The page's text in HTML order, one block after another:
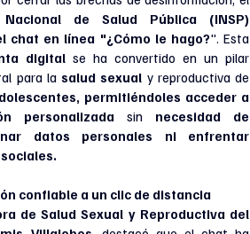
de Salud Pública (INSP)
chat en línea "¿Cómo le hago?
digital se ha convertido en un pilar
para la salud sexual y reproductiva de
permitiéndoles acceder a
personalizada sin necesidad de
datos personales ni enfrentar
confiable a un clic de distancia
de Salud Sexual y Reproductiva del